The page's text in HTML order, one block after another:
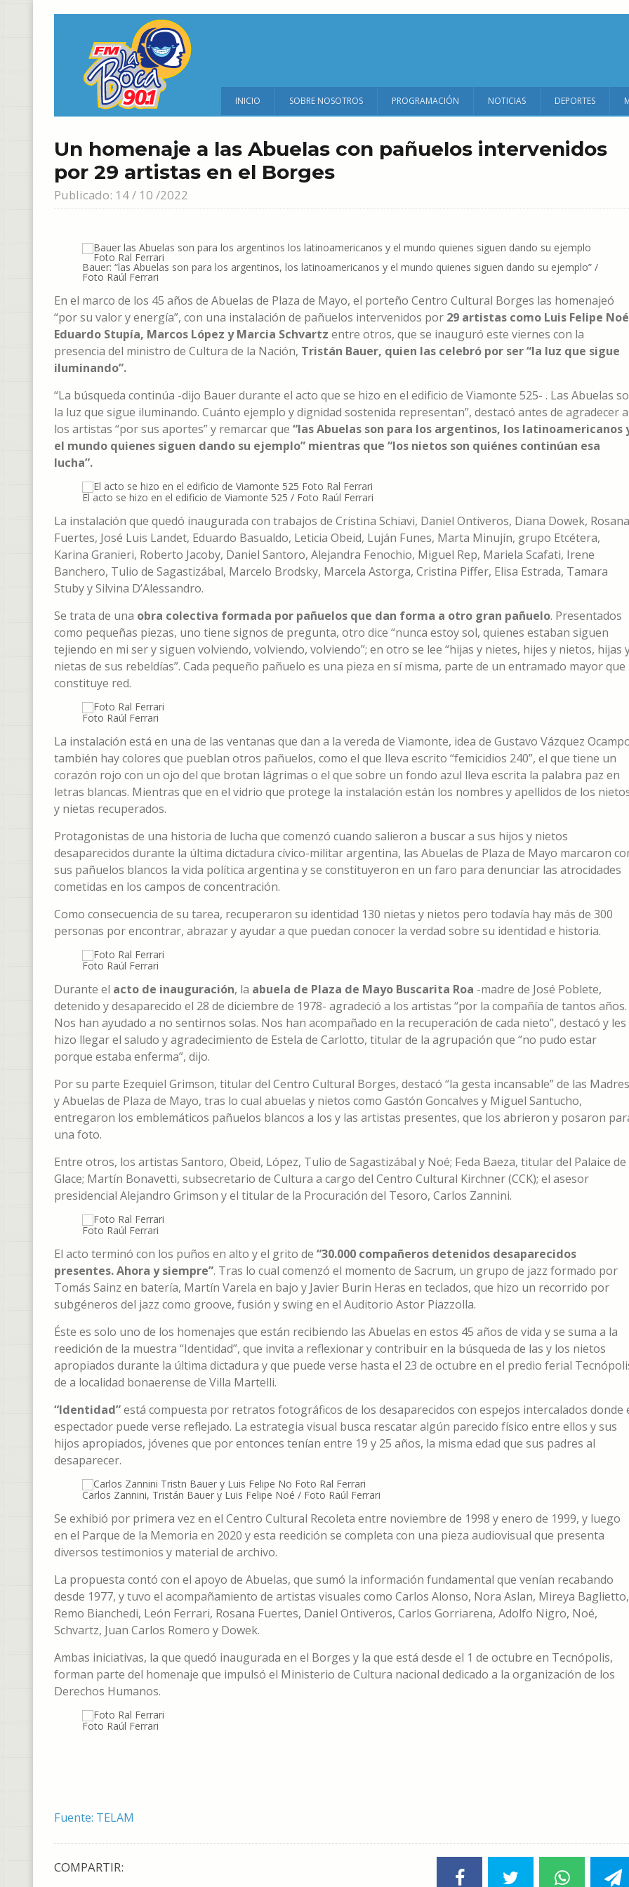
INICIO SOBRE NOSOTROS PROGRAMACIÓN NOTICIAS DEPORTES
Un homenaje a las Abuelas con pañuelos intervenidos
por 29 artistas en el Borges
Publicado: 14 / 10 /2022
Bauer: “las Abuelas son para los argentinos, los latinoamericanos y el mundo quienes siguen dando su ejemplo” /
Foto Raúl Ferrari
En el marco de los 45 años de Abuelas de Plaza de Mayo, el porteño Centro Cultural Borges las homenajeó
“por su valor y energía”, con una instalación de pañuelos intervenidos por 29 artistas como Luis Felipe
Eduardo Stupía, Marcos López y Marcia Schvartz entre otros, que se inauguró este viernes con la
presencia del ministro de Cultura de la Nación, Tristán Bauer, quien las celebró por ser “la luz que sigue
iluminando”.
“La búsqueda continúa -dijo Bauer durante el acto que se hizo en el edificio de Viamonte 525- . Las Abuelas
la luz que sigue iluminando. Cuánto ejemplo y dignidad sostenida representan”, destacó antes de agradecer a
los artistas “por sus aportes” y remarcar que “las Abuelas son para los argentinos, los latinoamericanos
el mundo quienes siguen dando su ejemplo” mientras que “los nietos son quiénes continúan esa
lucha”.
El acto se hizo en el edificio de Viamonte 525 / Foto Raúl Ferrari
La instalación que quedó inaugurada con trabajos de Cristina Schiavi, Daniel Ontiveros, Diana Dowek, Rosana
Fuertes, José Luis Landet, Eduardo Basualdo, Leticia Obeid, Luján Funes, Marta Minujín, grupo Etcétera,
Karina Granieri, Roberto Jacoby, Daniel Santoro, Alejandra Fenochio, Miguel Rep, Mariela Scafati, Irene
Banchero, Tulio de Sagastizábal, Marcelo Brodsky, Marcela Astorga, Cristina Piffer, Elisa Estrada, Tamara
Stuby y Silvina D’Alessandro.
Se trata de una obra colectiva formada por pañuelos que dan forma a otro gran pañuelo. Presentados
como pequeñas piezas, uno tiene signos de pregunta, otro dice “nunca estoy sol, quienes estaban siguen
tejiendo en mi ser y siguen volviendo, volviendo, volviendo”; en otro se lee “hijas y nietes, hijes y nietos, hijas
nietas de sus rebeldías”. Cada pequeño pañuelo es una pieza en sí misma, parte de un entramado mayor que
constituye red.
Foto Raúl Ferrari
La instalación está en una de las ventanas que dan a la vereda de Viamonte, idea de Gustavo Vázquez
también hay colores que pueblan otros pañuelos, como el que lleva escrito “femicidios 240”, el que tiene un
corazón rojo con un ojo del que brotan lágrimas o el que sobre un fondo azul lleva escrita la palabra paz en
letras blancas. Mientras que en el vidrio que protege la instalación están los nombres y apellidos de los
y nietas recuperados.
Protagonistas de una historia de lucha que comenzó cuando salieron a buscar a sus hijos y nietos
desaparecidos durante la última dictadura cívico-militar argentina, las Abuelas de Plaza de Mayo marcaron
sus pañuelos blancos la vida política argentina y se constituyeron en un faro para denunciar las atrocidades
cometidas en los campos de concentración.
Como consecuencia de su tarea, recuperaron su identidad 130 nietas y nietos pero todavía hay más de 300
personas por encontrar, abrazar y ayudar a que puedan conocer la verdad sobre su identidad e historia.
Foto Raúl Ferrari
Durante el acto de inauguración, la abuela de Plaza de Mayo Buscarita Roa -madre de José Poblete,
detenido y desaparecido el 28 de diciembre de 1978- agradeció a los artistas “por la compañía de tantos años.
Nos han ayudado a no sentirnos solas. Nos han acompañado en la recuperación de cada nieto”, destacó y les
hizo llegar el saludo y agradecimiento de Estela de Carlotto, titular de la agrupación que “no pudo estar
porque estaba enferma”, dijo.
Por su parte Ezequiel Grimson, titular del Centro Cultural Borges, destacó “la gesta incansable” de las Madres
y Abuelas de Plaza de Mayo, tras lo cual abuelas y nietos como Gastón Goncalves y Miguel Santucho,
entregaron los emblemáticos pañuelos blancos a los y las artistas presentes, que los abrieron y posaron
una foto.
Entre otros, los artistas Santoro, Obeid, López, Tulio de Sagastizábal y Noé; Feda Baeza, titular del Palaice de
Glace; Martín Bonavetti, subsecretario de Cultura a cargo del Centro Cultural Kirchner (CCK); el asesor
presidencial Alejandro Grimson y el titular de la Procuración del Tesoro, Carlos Zannini.
Foto Raúl Ferrari
El acto terminó con los puños en alto y el grito de “30.000 compañeros detenidos desaparecidos
presentes. Ahora y siempre”. Tras lo cual comenzó el momento de Sacrum, un grupo de jazz formado por
Tomás Sainz en batería, Martín Varela en bajo y Javier Burin Heras en teclados, que hizo un recorrido por
subgéneros del jazz como groove, fusión y swing en el Auditorio Astor Piazzolla.
Éste es solo uno de los homenajes que están recibiendo las Abuelas en estos 45 años de vida y se suma a la
reedición de la muestra “Identidad”, que invita a reflexionar y contribuir en la búsqueda de las y los nietos
apropiados durante la última dictadura y que puede verse hasta el 23 de octubre en el predio ferial
de a localidad bonaerense de Villa Martelli.
“Identidad”está compuesta por retratos fotográficos de los desaparecidos con espejos intercalados donde
espectador puede verse reflejado. La estrategia visual busca rescatar algún parecido físico entre ellos y sus
hijos apropiados, jóvenes que por entonces tenían entre 19 y 25 años, la misma edad que sus padres al
desaparecer.
Carlos Zannini, Tristán Bauer y Luis Felipe Noé / Foto Raúl Ferrari
Se exhibió por primera vez en el Centro Cultural Recoleta entre noviembre de 1998 y enero de 1999, y luego
en el Parque de la Memoria en 2020 y esta reedición se completa con una pieza audiovisual que presenta
diversos testimonios y material de archivo.
La propuesta contó con el apoyo de Abuelas, que sumó la información fundamental que venían recabando
desde 1977, y tuvo el acompañamiento de artistas visuales como Carlos Alonso, Nora Aslan, Mireya Baglietto,
Remo Bianchedi, León Ferrari, Rosana Fuertes, Daniel Ontiveros, Carlos Gorriarena, Adolfo Nigro, Noé,
Schvartz, Juan Carlos Romero y Dowek.
Ambas iniciativas, la que quedó inaugurada en el Borges y la que está desde el 1 de octubre en Tecnópolis,
forman parte del homenaje que impulsó el Ministerio de Cultura nacional dedicado a la organización de los
Derechos Humanos.
Foto Raúl Ferrari
Fuente: TELAM
COMPARTIR: